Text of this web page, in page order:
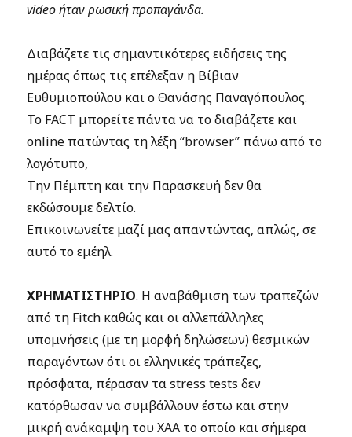
video ήταν ρωσική προπαγάνδα.
Διαβάζετε τις σημαντικότερες ειδήσεις της
ημέρας όπως τις επέλεξαν η Βίβιαν
Ευθυμιοπούλου και ο Θανάσης Παναγόπουλος.
Το FACT μπορείτε πάντα να το διαβάζετε και
online πατώντας τη λέξη “browser” πάνω από το
λογότυπο,
Την Πέμπτη και την Παρασκευή δεν θα
εκδώσουμε δελτίο.
Επικοινωνείτε μαζί μας απαντώντας, απλώς, σε
αυτό το εμέηλ.
ΧΡΗΜΑΤΙΣΤΗΡΙΟ. Η αναβάθμιση των τραπεζών
από τη Fitch καθώς και οι αλλεπάλληλες
υπομνήσεις (με τη μορφή δηλώσεων) θεσμικών
παραγόντων ότι οι ελληνικές τράπεζες,
πρόσφατα, πέρασαν τα stress tests δεν
κατόρθωσαν να συμβάλλουν έστω και στην
μικρή ανάκαμψη του ΧΑΑ το οποίο και σήμερα